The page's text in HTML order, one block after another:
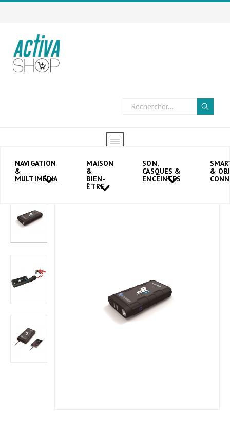
NAVIGATION
&
MULTIMÉDIA
MAISON
&
BIEN-
ÊTRE
SON,
CASQUES &
ENCEINTES
&
Accueil → Navigation & Multimédia
Booster
→
Mini démarreur Str Jump Minibatt pour voitures 12 000 mAh